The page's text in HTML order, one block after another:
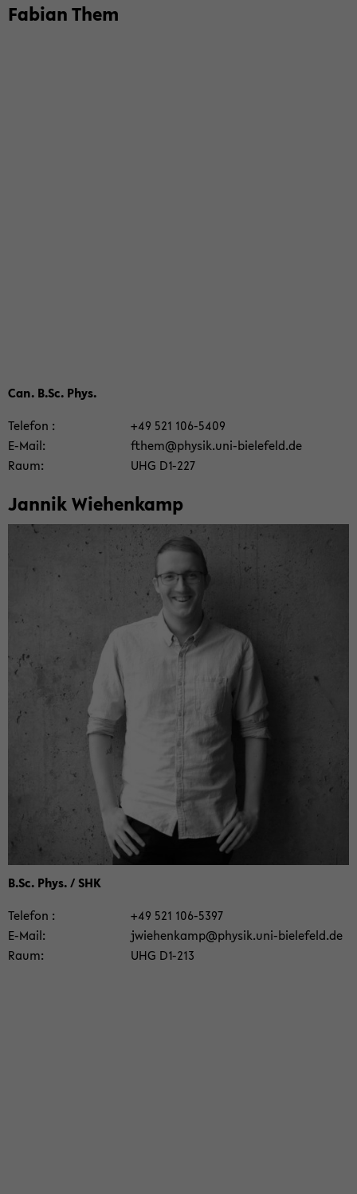
Fa­bi­an Them
Can. B.Sc. Phys.
Te­le­fon
+49 521 106-​5409
E-​Mail
fthem@phy­sik.uni-​bielefeld.de
Raum
UHG D1-​227
Jan­nik Wie­hen­kamp
B.Sc. Phys. / SHK
Te­le­fon
+49 521 106-​5397
E-​Mail
jwie­hen­kamp@phy­sik.uni-​bielefeld.de
Raum
UHG D1-​213